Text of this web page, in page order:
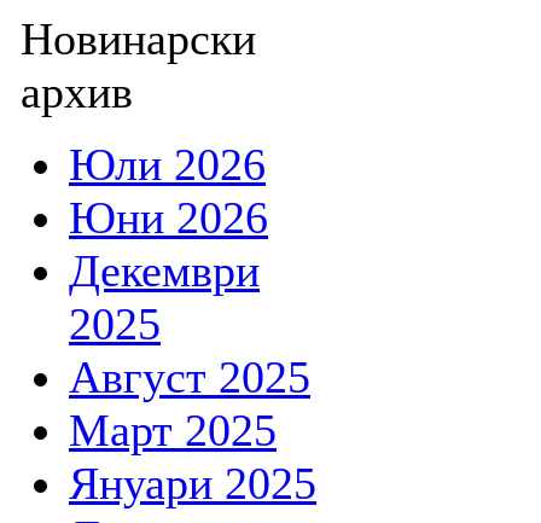
Новинарски
архив
Юли 2026
Юни 2026
Декември
2025
Август 2025
Март 2025
Януари 2025